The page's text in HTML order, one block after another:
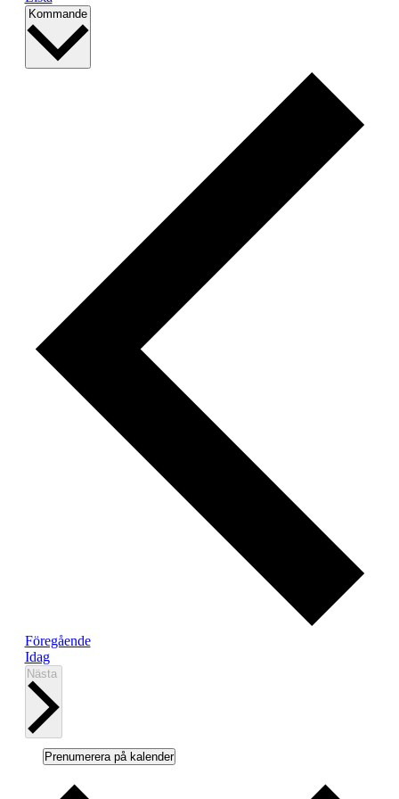
Kommande Välj
FöregåendeEvenemang
Idag
Nästa
Prenumerera på kalender